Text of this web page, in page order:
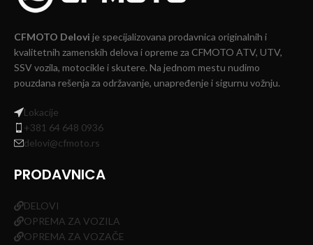
CFMOTO Delovi je specijalizovana prodavnica originalnih i
kvalitetnih zamenskih delova i opreme za CFMOTO ATV, UTV,
SSV vozila, motocikle i skutere. Na jednom mestu nudimo
pouzdana rešenja za održavanje, unapređenje i sigurnu vožnju.
Lokacije
+381 64 648 0936
delovi@cfmoto.rs
PRODAVNICA
DELOVI
OPREMA ZA VOZILA
OPREMA ZA VOZAČE